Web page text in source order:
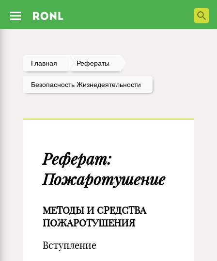
Главная Рефераты
Безопасность Жизнедеятельности
Реферат:
Пожаротушение
МЕТОДЫ И СРЕДСТВА
ПОЖАРОТУШЕНИЯ
Вступление